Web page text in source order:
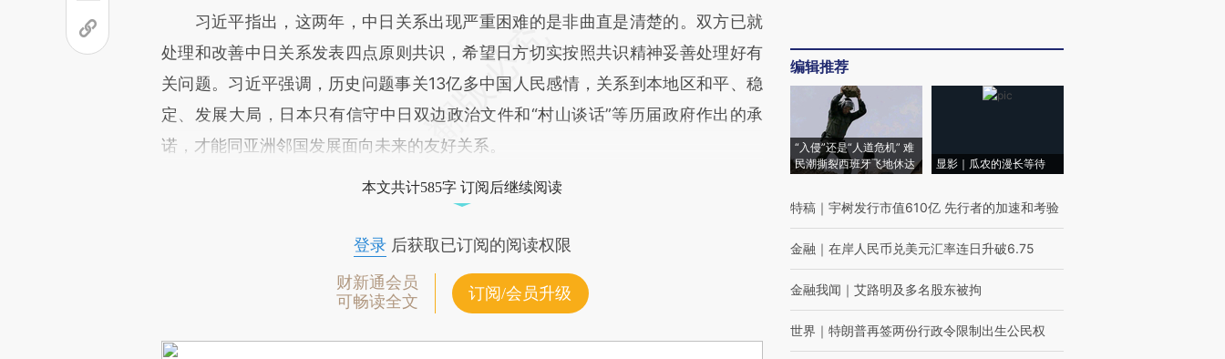
习近平指出，这两年，中日关系出现严重困难的是非曲直是清楚的。双方已就
处理和改善中日关系发表四点原则共识，希望日方切实按照共识精神妥善处理好有
关问题。习近平强调，历史问题事关13亿多中国人民感情，关系到本地区和平、稳
定、发展大局，日本只有信守中日双边政治文件和“村山谈话”等历届政府作出的承
诺，才能同亚洲邻国发展面向未来的友好关系。
本文共计585字 订阅后继续阅读
登录后获取已订阅的阅读权限
财新通会员
可畅读全文
订阅/会员升级
编辑推荐
“入侵”还是“人道危机” 难
民潮撕裂西班牙飞地休达
显影｜瓜农的漫长等待
特稿 ｜ 宇树发行市值610亿 先行者的加速和考验
金融 ｜ 在岸人民币兑美元汇率连日升破6.75
金融我闻 ｜ 艾路明及多名股东被拘
世界 ｜ 特朗普再签两份行政令限制出生公民权